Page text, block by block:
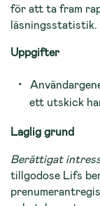
för att ta fram
läsningsstatistik.
Uppgifter
ett utskick
Laglig grund
Berättigat
tillgodose Lifs